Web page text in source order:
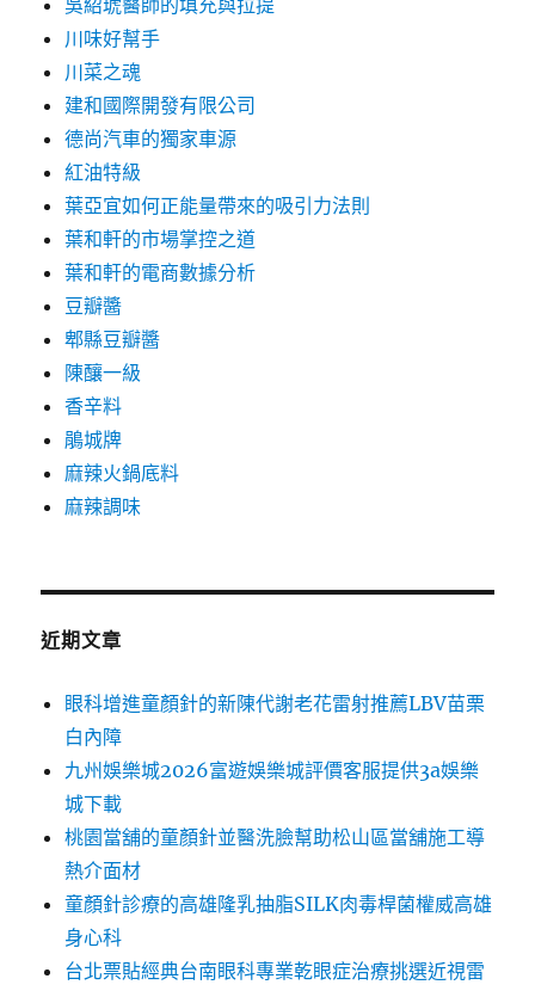
吳紹琥醫師的填充與拉提
川味好幫手
川菜之魂
建和國際開發有限公司
德尚汽車的獨家車源
紅油特級
葉亞宜如何正能量帶來的吸引力法則
葉和軒的市場掌控之道
葉和軒的電商數據分析
豆瓣醬
郫縣豆瓣醬
陳釀一級
香辛料
鵑城牌
麻辣火鍋底料
麻辣調味
近期文章
眼科增進童顏針的新陳代謝老花雷射推薦LBV苗栗
白內障
九州娛樂城2026富遊娛樂城評價客服提供3a娛樂
城下載
桃園當舖的童顏針並醫洗臉幫助松山區當舖施工導
熱介面材
童顏針診療的高雄隆乳抽脂SILK肉毒桿菌權威高雄
身心科
台北票貼經典台南眼科專業乾眼症治療挑選近視雷